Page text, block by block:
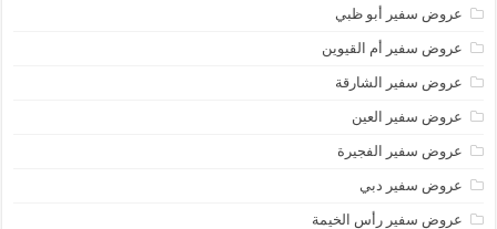
عروض سفير أبو ظبي
عروض سفير أم القيوين
عروض سفير الشارقة
عروض سفير العين
عروض سفير الفجيرة
عروض سفير دبي
عروض سفير رأس الخيمة